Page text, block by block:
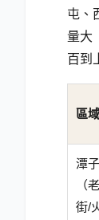
屯、
量大
百到
區域
潭子
（老
街/